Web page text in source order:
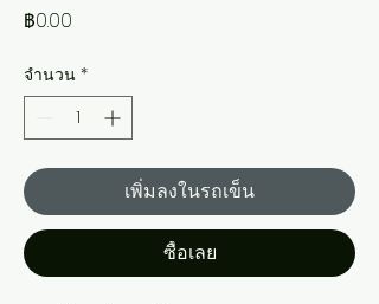
฿0.00
จำนวน *
เพิ่มลงในรถเข็น
ซื้อเลย